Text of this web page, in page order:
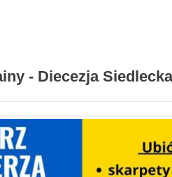
- Diecezja Siedlecka